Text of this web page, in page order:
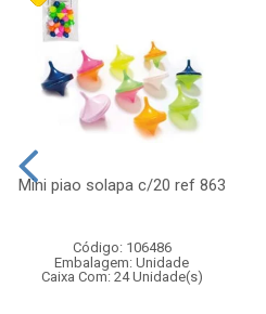
Mini piao solapa c/20 ref 863
Código: 106486
Embalagem: Unidade
Caixa Com: 24 Unidade(s)